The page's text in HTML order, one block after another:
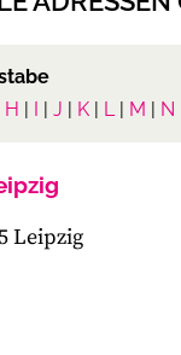
H | I | J | K | L| M | N
Leipzig